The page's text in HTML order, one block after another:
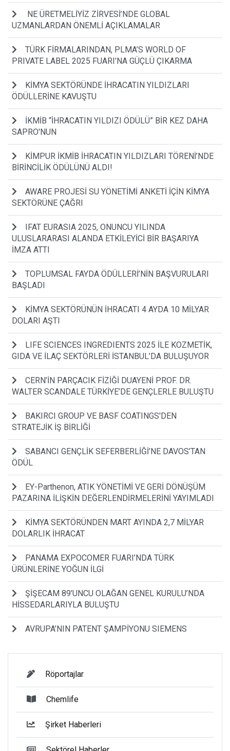
NE ÜRETMELİYİZ ZİRVESİ’NDE GLOBAL
UZMANLARDAN ÖNEMLİ AÇIKLAMALAR
TÜRK FİRMALARINDAN, PLMA’S WORLD OF
PRIVATE LABEL 2025 FUARI’NA GÜÇLÜ ÇIKARMA
KİMYA SEKTÖRÜNDE İHRACATIN YILDIZLARI
ÖDÜLLERİNE KAVUŞTU
İKMİB “İHRACATIN YILDIZI ÖDÜLÜ” BİR KEZ DAHA
SAPRO'NUN
KİMPUR İKMİB İHRACATIN YILDIZLARI TÖRENİ’NDE
BİRİNCİLİK ÖDÜLÜNÜ ALDI!
AWARE PROJESİ SU YÖNETİMİ ANKETİ İÇİN KİMYA
SEKTÖRÜNE ÇAĞRI
IFAT EURASIA 2025, ONUNCU YILINDA
ULUSLARARASI ALANDA ETKİLEYİCİ BİR BAŞARIYA
İMZA ATTI
TOPLUMSAL FAYDA ÖDÜLLERİ’NİN BAŞVURULARI
BAŞLADI
KİMYA SEKTÖRÜNÜN İHRACATI 4 AYDA 10 MİLYAR
DOLARI AŞTI
LIFE SCIENCES INGREDIENTS 2025 İLE KOZMETİK,
GIDA VE İLAÇ SEKTÖRLERİ İSTANBUL’DA BULUŞUYOR
CERN’İN PARÇACIK FİZİĞİ DUAYENİ PROF. DR.
WALTER SCANDALE TÜRKİYE’DE GENÇLERLE BULUŞTU
BAKIRCI GROUP VE BASF COATINGS'DEN
STRATEJİK İŞ BİRLİĞİ
SABANCI GENÇLİK SEFERBERLİĞİ’NE DAVOS’TAN
ÖDÜL
EY-Parthenon, ATIK YÖNETİMİ VE GERİ DÖNÜŞÜM
PAZARINA İLİŞKİN DEĞERLENDİRMELERİNİ YAYIMLADI
KİMYA SEKTÖRÜNDEN MART AYINDA 2,7 MİLYAR
DOLARLIK İHRACAT
PANAMA EXPOCOMER FUARI’NDA TÜRK
ÜRÜNLERİNE YOĞUN İLGİ
ŞİŞECAM 89’UNCU OLAĞAN GENEL KURULU’NDA
HİSSEDARLARIYLA BULUŞTU
AVRUPA’NIN PATENT ŞAMPİYONU SIEMENS
Röportajlar
Chemlife
Şirket Haberleri